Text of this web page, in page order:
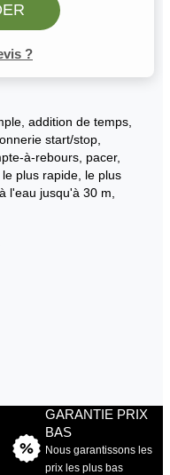
?
addition de temps,
start/stop,
à-rebours, pacer,
plus rapide, le plus
l'eau jusqu'à 30 m,
GARANTIE PRIX
BAS
Nous garantissons les
prix les plus bas